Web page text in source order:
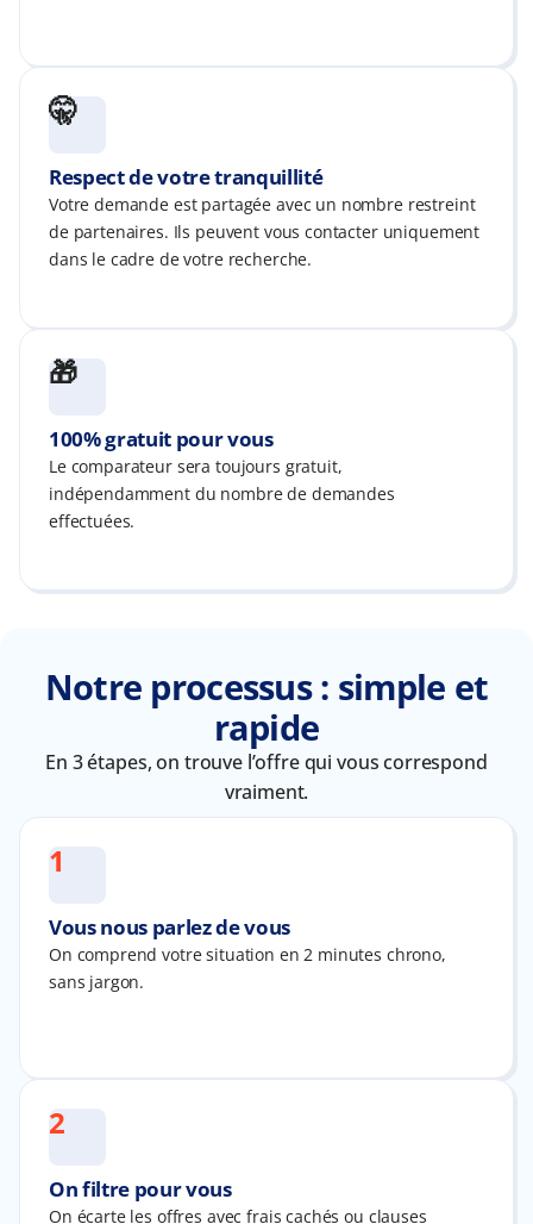
🤫
Respect de votre tranquillité
Votre demande est partagée avec un nombre restreint
de partenaires. Ils peuvent vous contacter uniquement
dans le cadre de votre recherche.​
🎁
100% gratuit pour vous
Le comparateur sera toujours gratuit,
indépendamment du nombre de demandes
effectuées.
Notre processus : simple et
rapide
En 3 étapes, on trouve l’offre qui vous correspond
vraiment.
1
Vous nous parlez de vous
On comprend votre situation en 2 minutes chrono,
sans jargon.
2
On filtre pour vous
On écarte les offres avec frais cachés ou clauses